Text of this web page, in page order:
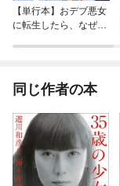
【単行本】おデブ悪女
に転生したら、なぜか
同じ作者の本